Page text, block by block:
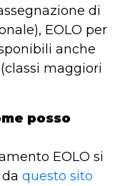
di
EOLO per
anche
maggiori
posso
EOLO si
questo sito